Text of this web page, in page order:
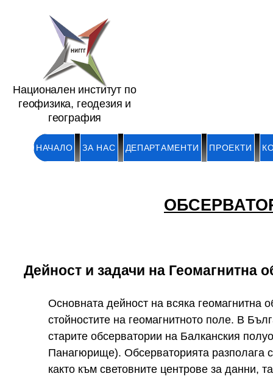
Национален институт по
геофизика, геодезия и
география
НАЧАЛО ЗА НАС ДЕПАРТАМЕНТИ ПРОЕКТИ
Дейност и задачи на Геомагнитна
Основната дейност на всяка геомагнитна
стойностите на геомагнитното поле. В
старите обсерватории на Балканския
Панагюрище). Обсерваторията разполага
както към световните центрове за данни,